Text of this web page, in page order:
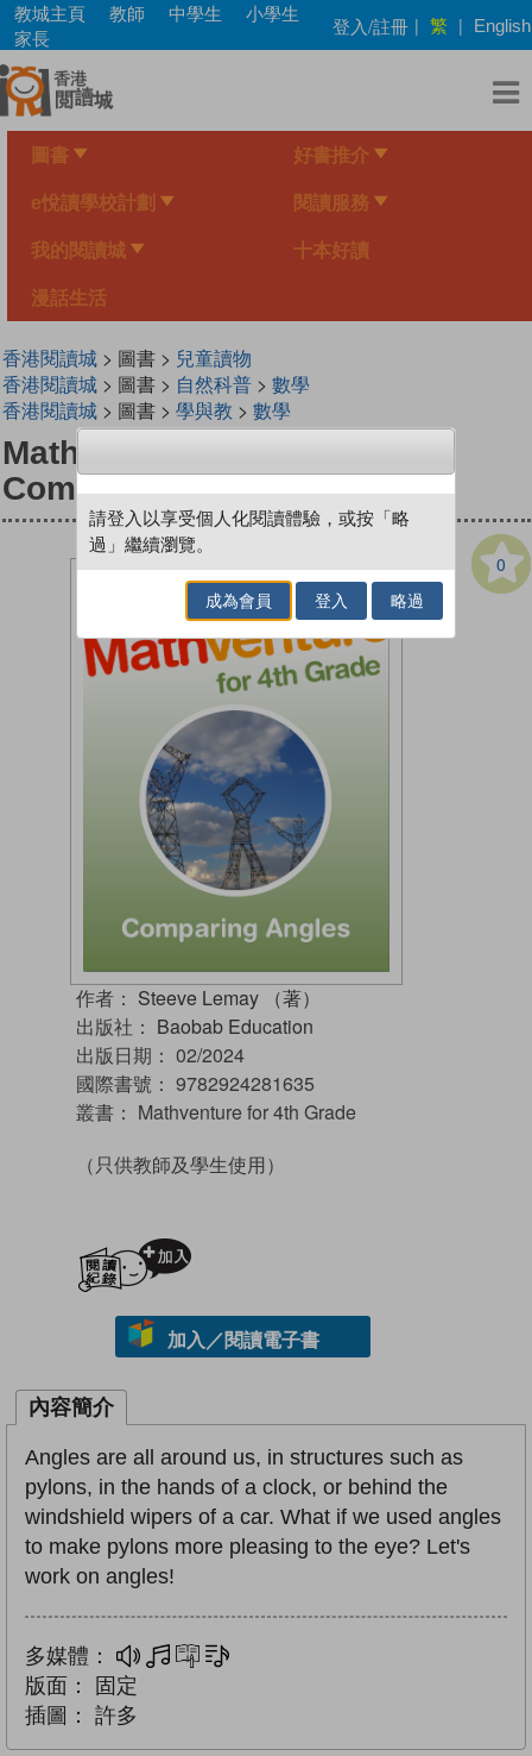
Skip
main
content
教城主頁 教師 中學生
小學生
家長
登入/註冊 | 繁 | English
圖書 好書推介
e悅讀學校計劃 閱讀服務
我的閱讀城 十本好讀
漫話生活
香港閱讀城> 圖書 > 兒童讀物
香港閱讀城> 圖書 > 自然科普> 數學
香港閱讀城> 圖書 > 學與教 > 數學
Mathventure for 4th Grade:
Comparing Angles
0
作者： Steeve Lemay （著）
出版社： Baobab Education
出版日期： 02/2024
國際書號： 9782924281635
叢書： Mathventure for 4th Grade
（只供教師及學生使用）
加入／閱讀電子書
內容簡介
Angles are all around us, in structures such as
pylons, in the hands of a clock, or behind the
windshield wipers of a car. What if we used angles
to make pylons more pleasing to the eye? Let's
work on angles!
多媒體： 多媒體互動練習
版面：
固定
插圖：
許多
請登入以享受個人化閱讀體驗，或按「略
過」繼續瀏覽。
成為會員 登入 略過